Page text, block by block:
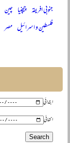
جنوبی افریقہ چیچنیا چین
فلسطین و اسرائیل مصر
ابتدائی
انتہائی